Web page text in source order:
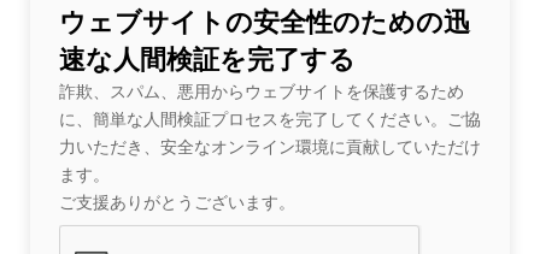
ウェブサイトの安全性のための迅
速な人間検証を完了する
詐欺、スパム、悪用からウェブサイトを保護するため
に、簡単な人間検証プロセスを完了してください。ご協
力いただき、安全なオンライン環境に貢献していただけ
ます。
ご支援ありがとうございます。